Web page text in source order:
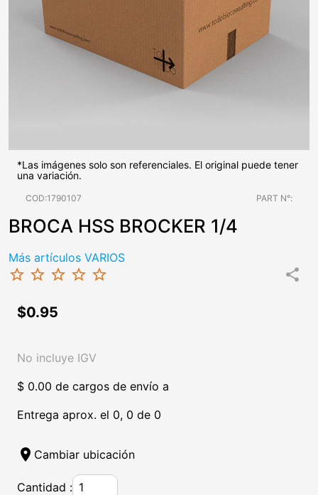
*Las imágenes solo son referenciales. El original puede tener
una variación.
COD:1790107 PART N°:
BROCA HSS BROCKER 1/4
Más artículos VARIOS
star_border star_border star_border star_border star_border share
$0.95
No incluye IGV
$ 0.00 de cargos de envío a
Entrega aprox. el 0, 0 de 0
location_on Cambiar ubicación
Cantidad :